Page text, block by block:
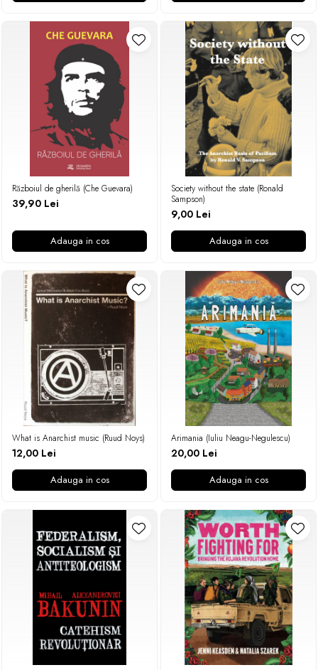
Războiul de gherilă (Che Guevara)
39,90 Lei
Adauga in cos
Society without the state (Ronald
Sampson)
9,00 Lei
Adauga in cos
What is Anarchist music (Ruud Noys)
12,00 Lei
Adauga in cos
Arimania (Iuliu Neagu-Negulescu)
20,00 Lei
Adauga in cos